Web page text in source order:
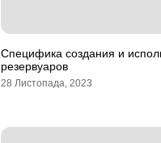
Специфика создания и
резервуаров
28 Листопада, 2023